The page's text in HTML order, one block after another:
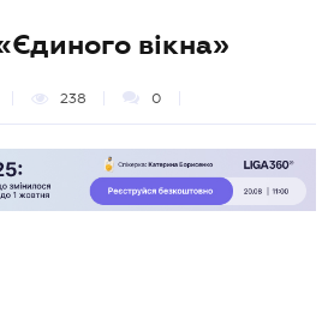
вікна»
238 0